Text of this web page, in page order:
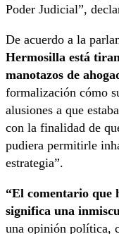
Poder Judicial”,
De acuerdo a la
Hermosilla está
manotazos de
formalización cómo
alusiones a que
con la finalidad de
pudiera permitirle
estrategia”.
“El comentario que
significa una
una opinión política,